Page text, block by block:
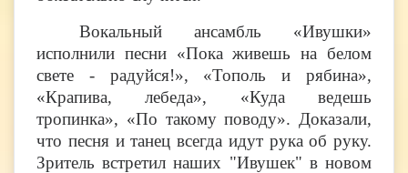
Вокальный ансамбль «Ивушки»
исполнили песни «Пока живешь на белом
свете - радуйся!», «Тополь и рябина»,
«Крапива, лебеда», «Куда ведешь
тропинка», «По такому поводу». Доказали,
что песня и танец всегда идут рука об руку.
Зритель встретил наших "Ивушек" в новом